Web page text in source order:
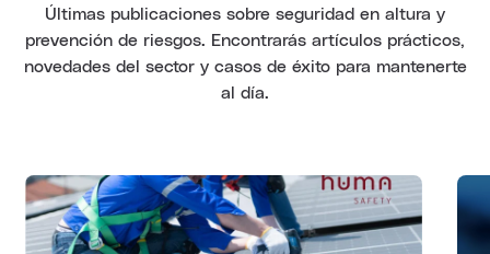
Últimas publicaciones sobre seguridad en altura y
prevención de riesgos. Encontrarás artículos prácticos,
novedades del sector y casos de éxito para mantenerte
al día.